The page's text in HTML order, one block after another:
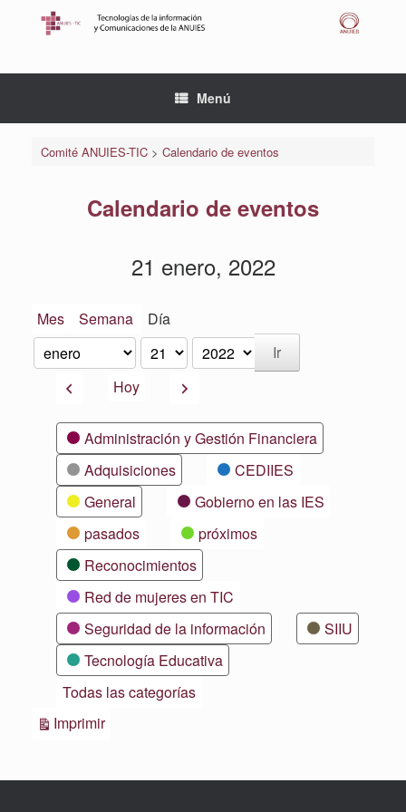
Menú
Comité ANUIES-TIC> Calendario de eventos
Calendario de eventos
21 enero, 2022
Mes Semana Día
Mes
Día
Año
AnteriorHoy Siguiente
CategoríasAdministración y Gestión Financiera
Adquisiciones
CEDIIES
General
Gobierno en las IES
pasados
próximos
Reconocimientos
Red de mujeres en TIC
Seguridad de la información
SIIU
Tecnología Educativa
Todas las categorías
ImprimirVistas